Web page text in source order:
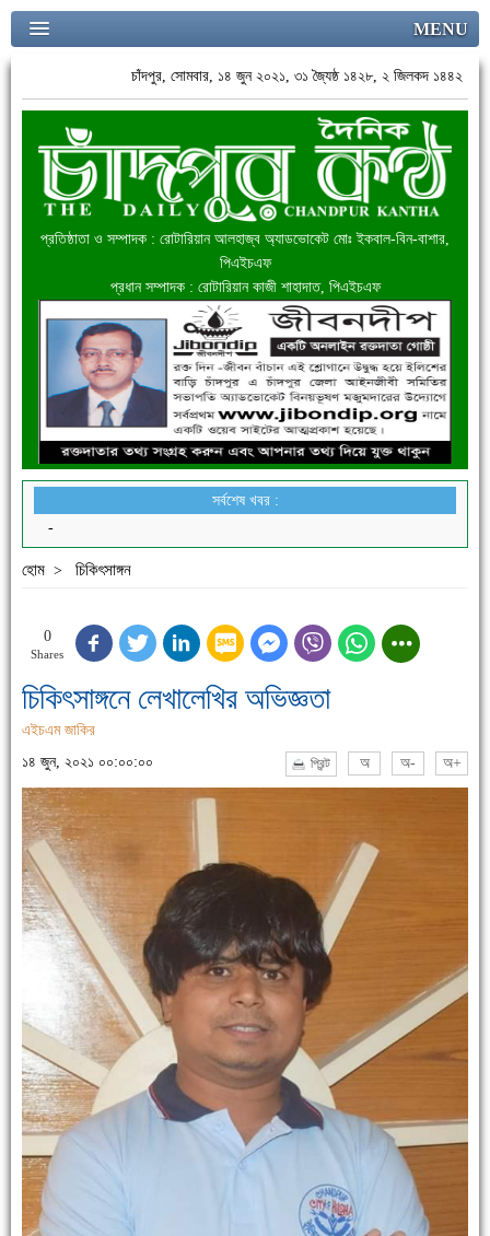
MENU
চাঁদপুর, সোমবার, ১৪ জুন ২০২১, ৩১ জ্যৈষ্ঠ ১৪২৮, ২ জিলকদ ১৪৪২
প্রতিষ্ঠাতা ও সম্পাদক : রোটারিয়ান আলহাজ্ব অ্যাডভোকেট মোঃ ইকবাল-বিন-বাশার,
পিএইচএফ
প্রধান সম্পাদক : রোটারিয়ান কাজী শাহাদাত, পিএইচএফ
সর্বশেষ খবর :
হোম > চিকিৎসাঙ্গন
0
Shares
চিকিৎসাঙ্গনে লেখালেখির অভিজ্ঞতা
এইচএম জাকির
১৪ জুন, ২০২১ ০০:০০:০০
প্রিন্ট অ অ- অ+